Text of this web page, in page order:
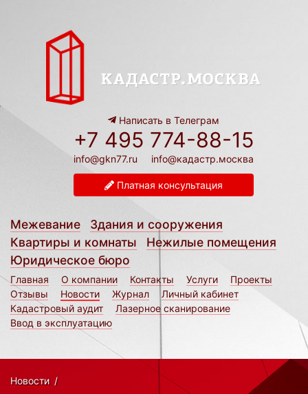
Написать в Телеграм
+7 495 774-88-15
info@gkn77.ru info@кадастр.москва
Платная консультация
Межевание
Здания и сооружения
Квартиры и комнаты
Нежилые помещения
Юридическое бюро
Главная О компании Контакты Услуги
Проекты
Отзывы
Новости Журнал
Личный кабинет
Кадастровый аудит
Лазерное сканирование
Ввод в эксплуатацию
Новости /